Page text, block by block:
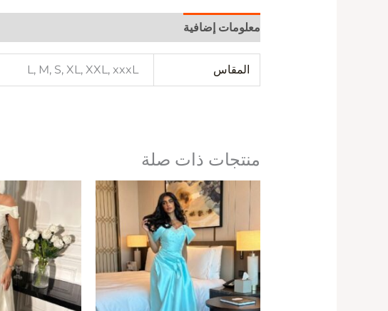
معلومات إضافية
المقاس L, M, S, XL, XXL, xxxL
منتجات ذات صلة